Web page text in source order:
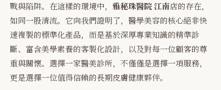
戰與陷阱。在這樣的環境中， 雅秘珠醫院 江南店的存在，
如同一股清流。它向我們證明了，醫學美容的核心絕非快
速複製的標準化產品，而是基於深厚專業知識的精準診
斷、富含美學素養的客製化設計，以及對每一位顧客的尊
重與關懷。選擇一家醫美診所，不僅僅是選擇一項服務，
更是選擇一位值得信賴的長期皮膚健康夥伴。